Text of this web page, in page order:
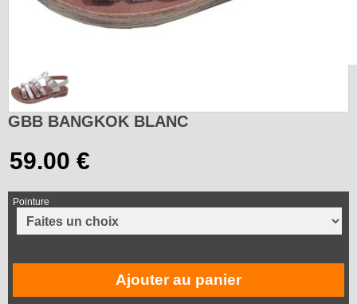
GBB BANGKOK BLANC
Pointure
Ajouter au panier